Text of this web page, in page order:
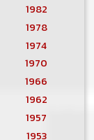
1982
1978
1974
1970
1966
1962
1957
1953